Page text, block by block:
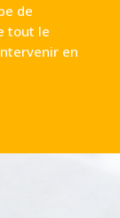
de
tout le
en